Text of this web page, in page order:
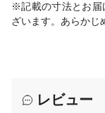
※記載の寸法とお届
ざいます。あらかじ
レビュー